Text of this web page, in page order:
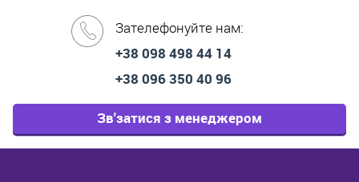
Зателефонуйте нам:
+38 098 498 44 14
+38 096 350 40 96
Зв'затися з менеджером